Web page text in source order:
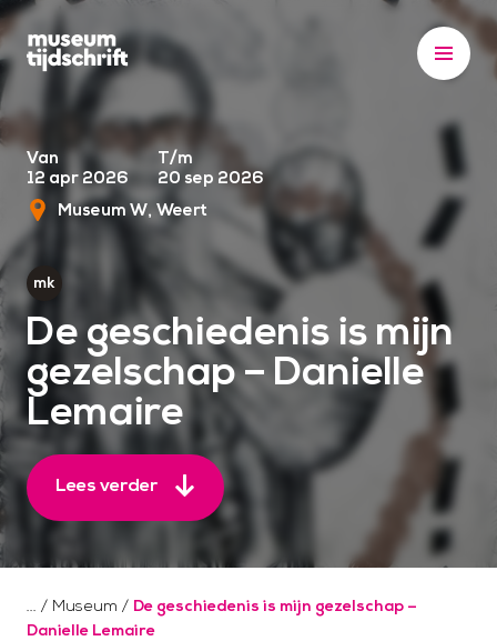
S
k
p
t
n
t
e
n
t
Van
12 apr 2026
T/m
20 sep 2026
Museum W Weert
De geschiedenis is mijn
gezelschap – Danielle
Lemaire
Lees verder
/ Museum / De geschiedenis is mijn gezelschap –
Danielle Lemaire